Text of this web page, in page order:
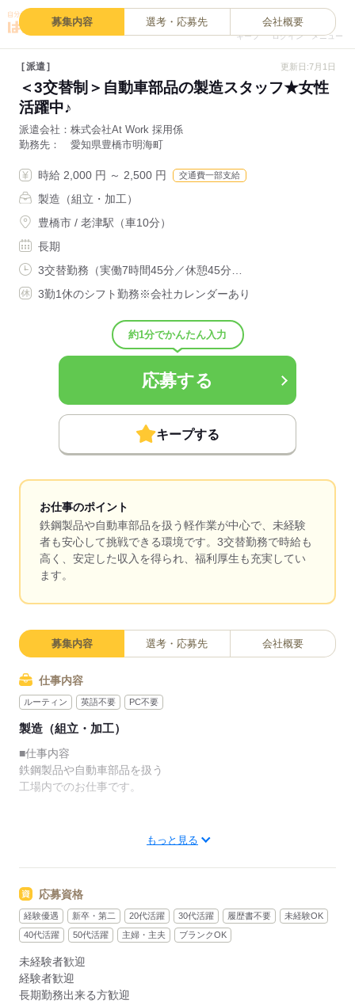
キープ ログイン メニュー
募集内容 選考・応募先 会社概要
派遣 更新日:7月1日
＜3交替制＞自動車部品の製造スタッフ★女性
活躍中♪
派遣会社
株式会社At Work 採用係
勤務先
愛知県豊橋市明海町
時給 2,000 円 ～ 2,500 円 交通費一部支給
製造（組立・加工）
豊橋市 / 老津駅（車10分）
長期
3交替勤務（実働7時間45分／休憩45分…
3勤1休のシフト勤務※会社カレンダーあり
約1分でかんたん入力
応募する
キープする
お仕事のポイント
鉄鋼製品や自動車部品を扱う軽作業が中心で、未経験
者も安心して挑戦できる環境です。3交替勤務で時給も
高く、安定した収入を得られ、福利厚生も充実してい
ます。
募集内容 選考・応募先 会社概要
仕事内容
ルーティン 英語不要 PC不要
製造（組立・加工）
■仕事内容
鉄鋼製品や自動車部品を扱う
工場内でのお仕事です。
主に機械を使った加工補助や
検査、出荷準備などをお願いします。
作業はシンプルな内容が中心で、
未経験の方でも一から丁寧に教えていきます。
もっと見る
応募資格
経験優遇 新卒・第二 20代活躍 30代活躍 履歴書不要
未経験OK
40代活躍
50代活躍 主婦・主夫 ブランクOK
未経験者歓迎
経験者歓迎
長期勤務出来る方歓迎